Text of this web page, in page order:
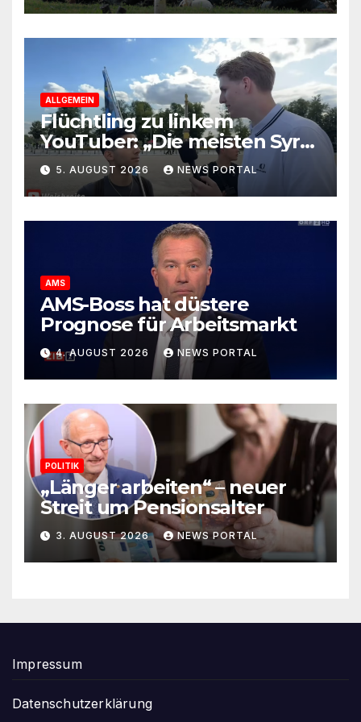
ALLGEMEIN
Flüchtling zu linkem
YouTuber: „Die meisten Syrer
kommen wegen der
Sozialleistungen“
5. AUGUST 2026 NEWS PORTAL
AMS
AMS-Boss hat düstere
Prognose für Arbeitsmarkt
4. AUGUST 2026 NEWS PORTAL
POLITIK
„Länger arbeiten“ – neuer
Streit um Pensionsalter
3. AUGUST 2026 NEWS PORTAL
Impressum
Datenschutzerklärung